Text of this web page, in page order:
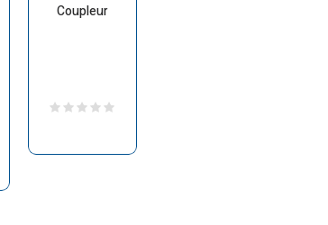
Coupleur